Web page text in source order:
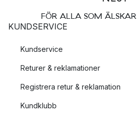
FÖR ALLA SOM
KUNDSERVICE
Kundservice
Returer & reklamationer
Registrera retur & reklamation
Kundklubb